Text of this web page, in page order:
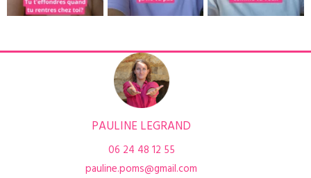
PAULINE LEGRAND
06 24 48 12 55
pauline.poms@gmail.com